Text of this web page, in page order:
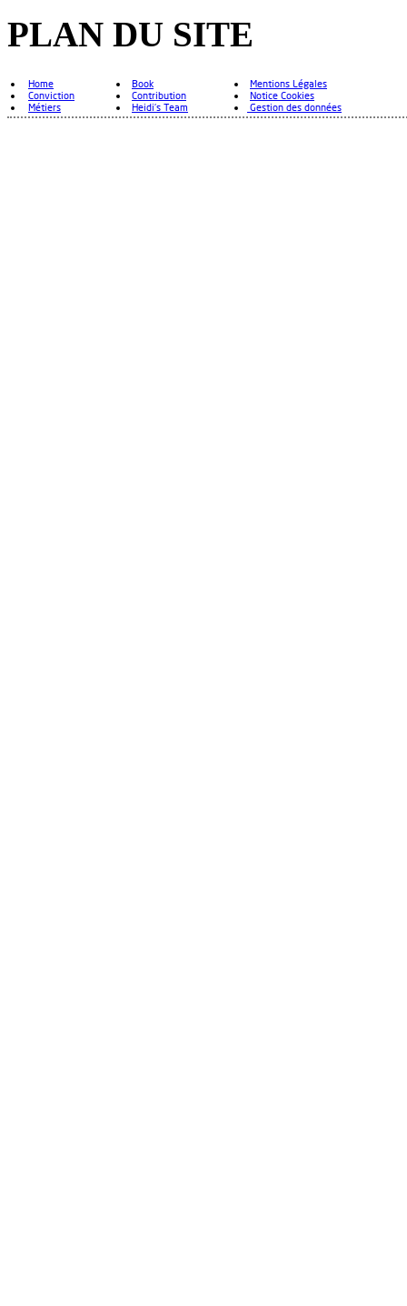
PLAN DU SITE
Home
Conviction
Métiers
Book
Contribution
Heidi's Team
Mentions Légales
Notice Cookies
Gestion des données